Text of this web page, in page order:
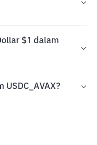
$1 dalam
USDC_AVAX?